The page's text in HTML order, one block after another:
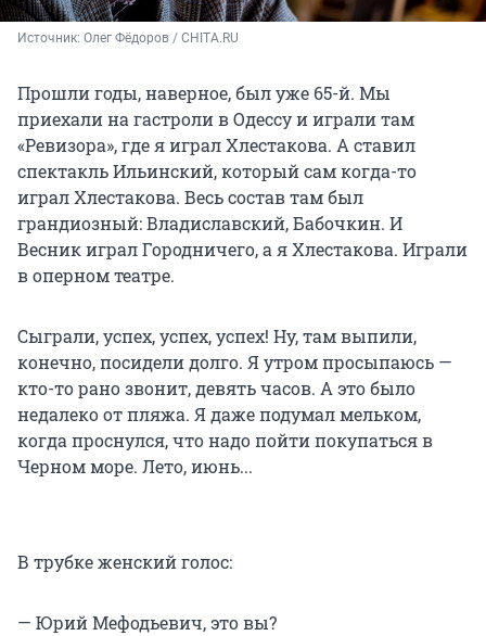
Источник: Олег Фёдоров / CHITA.RU
Прошли годы, наверное, был уже 65-й. Мы
приехали на гастроли в Одессу и играли там
«Ревизора», где я играл Хлестакова. А ставил
спектакль Ильинский, который сам когда-то
играл Хлестакова. Весь состав там был
грандиозный: Владиславский, Бабочкин. И
Весник играл Городничего, а я Хлестакова. Играли
в оперном театре.
Сыграли, успех, успех, успех! Ну, там выпили,
конечно, посидели долго. Я утром просыпаюсь —
кто-то рано звонит, девять часов. А это было
недалеко от пляжа. Я даже подумал мельком,
когда проснулся, что надо пойти покупаться в
Черном море. Лето, июнь...
В трубке женский голос:
— Юрий Мефодьевич, это вы?